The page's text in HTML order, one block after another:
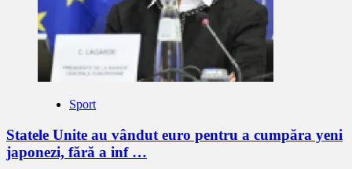
Sport
Statele Unite au vândut euro pentru a cumpăra yeni
japonezi, fără a inf …